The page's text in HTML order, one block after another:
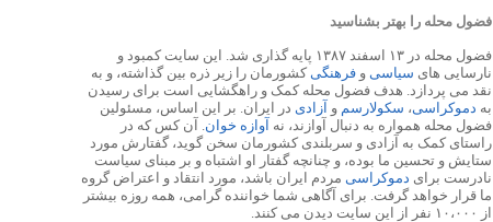
فضول محله را بهتر بشناسید
فضول محله در ۱۳ اسفند ۱۳۸۷ پایه گذاری شد. این سایت کمبود و
نارسایی های سیاسی و فرهنگیکشورمان را زیر ذره بین گذاشته، و به
نقد می پردازد. هدف فضول محله کمک و راهگشایی است برای رسیدن
به دموکراسی، سکولارسم و آزادی در ایران. بر این اساس، مسئولین
فضول محله همواره به دنبال آوازند، نه آوازه خوان. آن کس که در
راستای کمک به آزادی و سربلندی کشورمان سخن گوید، گفتارش مورد
ستایش و تحسین ما بوده، و چنانچه گفتار او اشتباه و بر مبنای سیاست
نادرست برای دموکراسی مردم ایران باشد، مورد انتقاد و اعتراض گروه
ما قرار خواهد گرفت. برای آگاهی شما خواننده گرامی، همه روزه بیشتر
از ۱۰،۰۰۰ نفر از این سایت دیدن می کنند.